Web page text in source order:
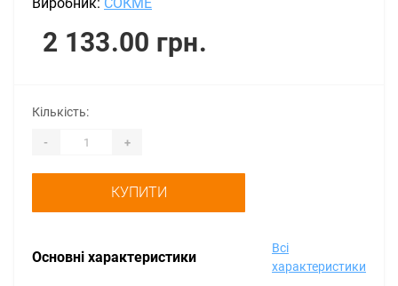
2 133.00 грн.
Основні характеристики
Всі
характеристики
Кількість:
- +
КУПИТИ